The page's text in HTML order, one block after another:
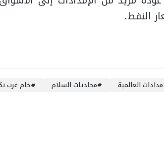
النفط.
العالمية #محادثات السلام #خام غرب